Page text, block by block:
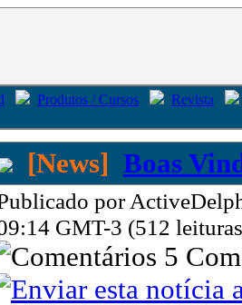
Produtos / Cursos
Revista
[News] Boas
por
GMT-3 (512
5